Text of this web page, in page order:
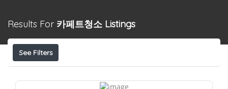
Results For 카페트청소 Listings
See Filters